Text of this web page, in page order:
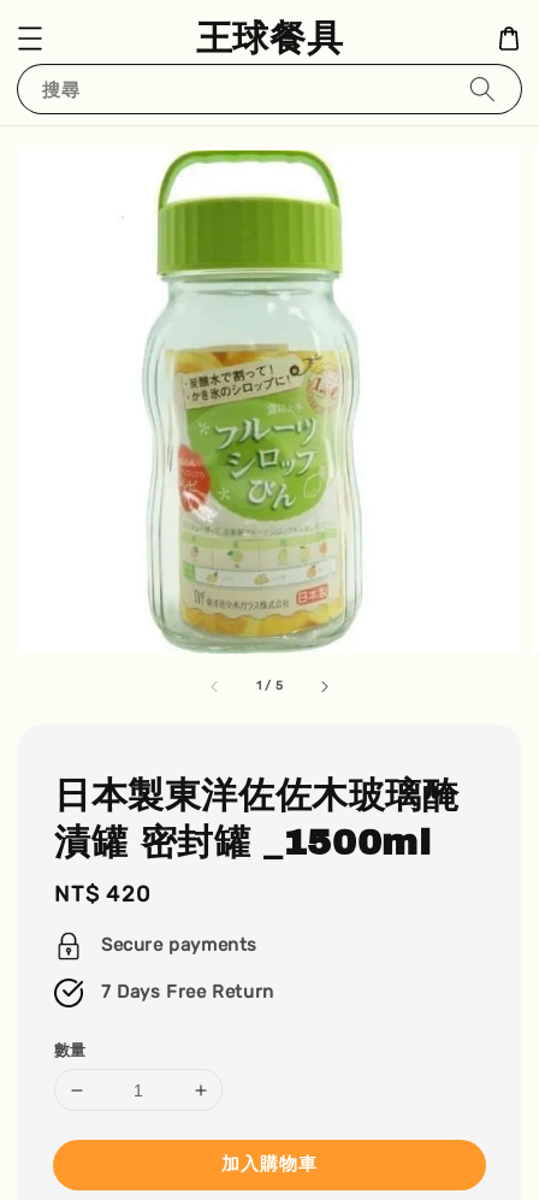
王球餐具
搜尋
1 / 5
日本製東洋佐佐木玻璃醃
漬罐 密封罐 _1500ml
Regular
price
NT$ 420
Secure payments
7 Days Free Return
數量
加入購物車